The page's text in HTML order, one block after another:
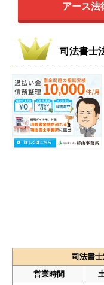
アース法
司法書士
司法書
営業時間